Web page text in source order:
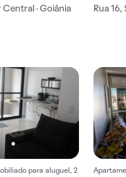
Central · Goiânia
Rua
para aluguel, 2